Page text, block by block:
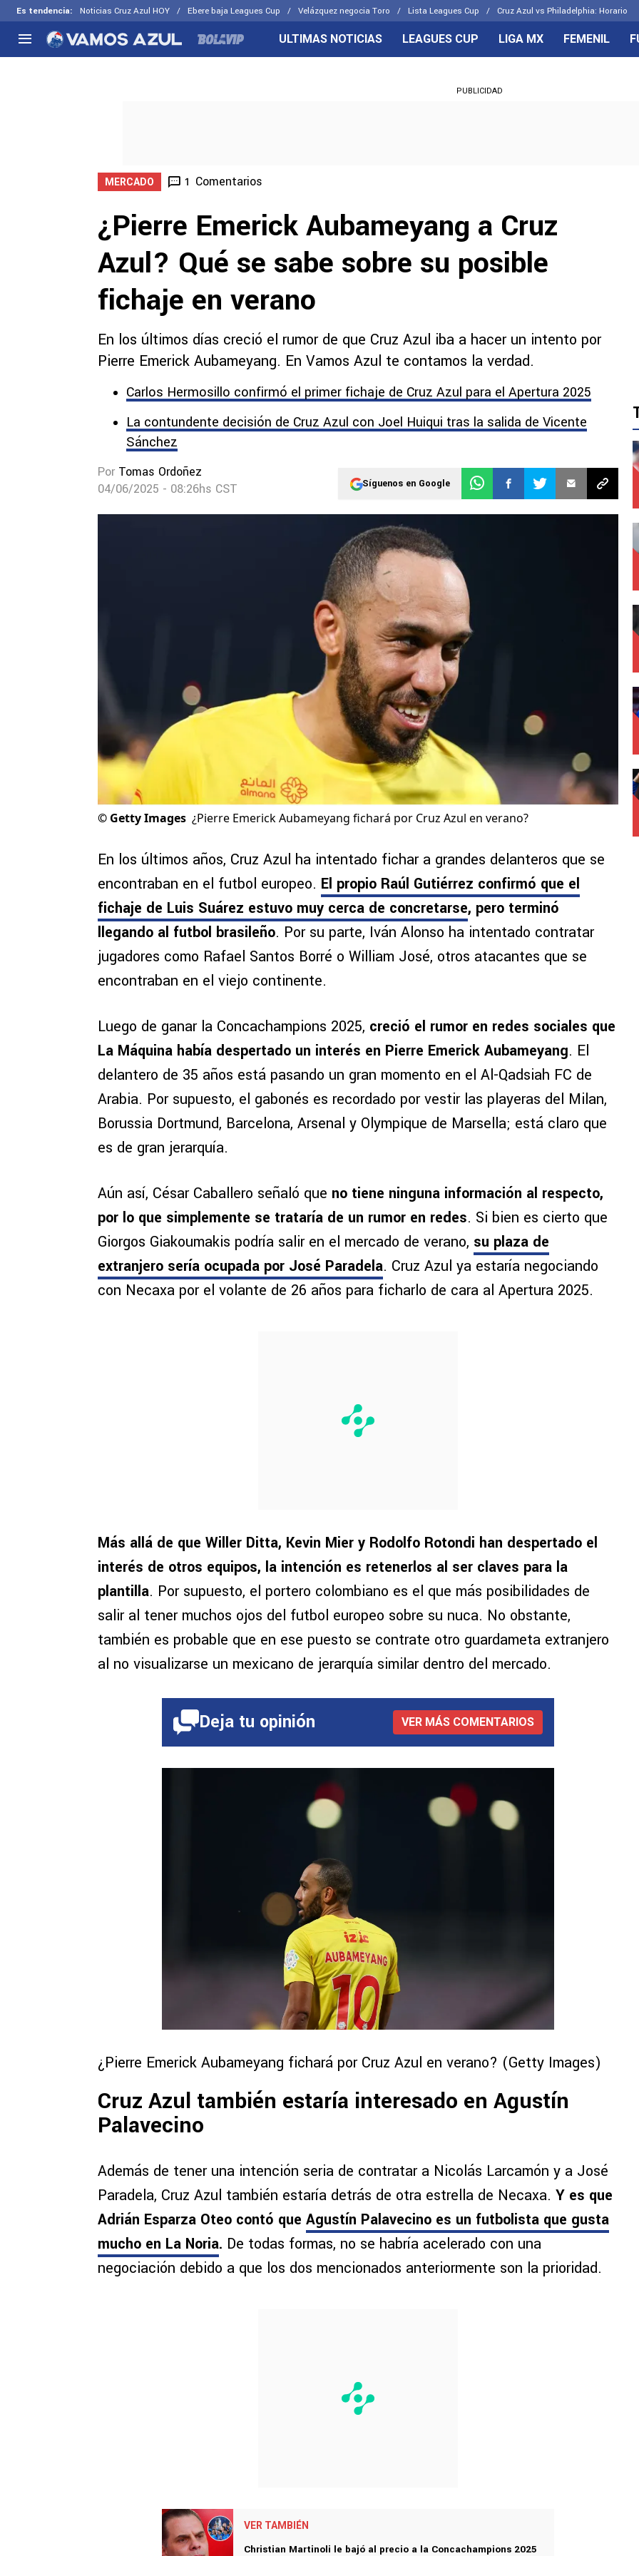
Es tendencia: Noticias Cruz Azul HOY Ebere baja Leagues Cup Velázquez negocia Toro Lista Leagues Cup Cruz Azul vs Philadelphia: Horario
Selección Mexicana
CELESTES
ULTIMAS NOTICIAS LEAGUES CUP LIGA MX FEMENIL
PUBLICIDAD
MERCADO 1 Comentarios
¿Pierre Emerick Aubameyang a Cruz
Azul? Qué se sabe sobre su posible
fichaje en verano
En los últimos días creció el rumor de que Cruz Azul iba a hacer un intento por
Pierre Emerick Aubameyang. En Vamos Azul te contamos la verdad.
Carlos Hermosillo confirmó el primer fichaje de Cruz Azul para el Apertura 2025
La contundente decisión de Cruz Azul con Joel Huiqui tras la salida de Vicente
Sánchez
Por Tomas Ordoñez
04/06/2025 - 08:26hs CST
Síguenos en Google
© Getty Images ¿Pierre Emerick Aubameyang fichará por Cruz Azul en verano?
En los últimos años, Cruz Azul ha intentado fichar a grandes delanteros que se
encontraban en el futbol europeo. El propio Raúl Gutiérrez confirmó que el
fichaje de Luis Suárez estuvo muy cerca de concretarse, pero terminó
llegando al futbol brasileño. Por su parte, Iván Alonso ha intentado contratar
jugadores como Rafael Santos Borré o William José, otros atacantes que se
encontraban en el viejo continente.
Luego de ganar la Concachampions 2025, creció el rumor en redes sociales que
La Máquina había despertado un interés en Pierre Emerick Aubameyang. El
delantero de 35 años está pasando un gran momento en el Al-Qadsiah FC de
Arabia. Por supuesto, el gabonés es recordado por vestir las playeras del Milan,
Borussia Dortmund, Barcelona, Arsenal y Olympique de Marsella; está claro que
es de gran jerarquía.
Aún así, César Caballero señaló que no tiene ninguna información al respecto,
por lo que simplemente se trataría de un rumor en redes. Si bien es cierto que
Giorgos Giakoumakis podría salir en el mercado de verano, su plaza de
extranjero sería ocupada por José Paradela. Cruz Azul ya estaría negociando
con Necaxa por el volante de 26 años para ficharlo de cara al Apertura 2025.
Más allá de que Willer Ditta, Kevin Mier y Rodolfo Rotondi han despertado el
interés de otros equipos, la intención es retenerlos al ser claves para la
plantilla. Por supuesto, el portero colombiano es el que más posibilidades de
salir al tener muchos ojos del futbol europeo sobre su nuca. No obstante,
también es probable que en ese puesto se contrate otro guardameta extranjero
al no visualizarse un mexicano de jerarquía similar dentro del mercado.
Deja tu opinión VER MÁS COMENTARIOS
¿Pierre Emerick Aubameyang fichará por Cruz Azul en verano? (Getty Images)
Cruz Azul también estaría interesado en Agustín
Palavecino
Además de tener una intención seria de contratar a Nicolás Larcamón y a José
Paradela, Cruz Azul también estaría detrás de otra estrella de Necaxa. Y es que
Adrián Esparza Oteo contó que Agustín Palavecino es un futbolista que gusta
mucho en La Noria. De todas formas, no se habría acelerado con una
negociación debido a que los dos mencionados anteriormente son la prioridad.
VER TAMBIÉN
Christian Martinoli le bajó al precio a la Concachampions 2025